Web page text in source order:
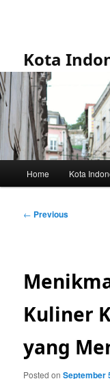
Kota
Home Kota
Post
← Previous
Kuliner
yang
Posted onSeptember